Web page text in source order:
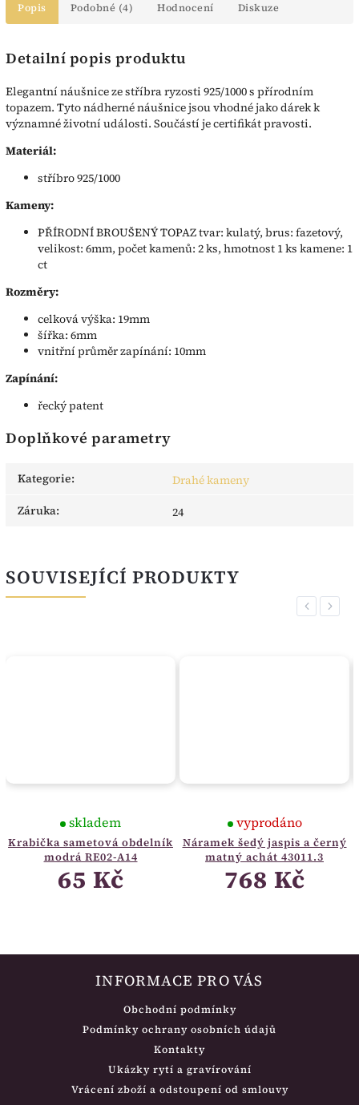
Popis Podobné (4) Hodnocení Diskuze
Detailní popis produktu
Elegantní náušnice ze stříbra ryzosti 925/1000 s přírodním
topazem. Tyto nádherné náušnice jsou vhodné jako dárek k
významné životní události. Součástí je certifikát pravosti.
Materiál:
stříbro 925/1000
Kameny:
PŘÍRODNÍ BROUŠENÝ TOPAZ tvar: kulatý, brus: fazetový,
velikost: 6mm, počet kamenů: 2 ks, hmotnost 1 ks kamene: 1
ct
Rozměry:
celková výška: 19mm
šířka: 6mm
vnitřní průměr zapínání: 10mm
Zapínání:
řecký patent
Doplňkové parametry
Kategorie:
Drahé kameny
Záruka: 24
SOUVISEJÍCÍ PRODUKTY
Previous
Krabička sametová obdelník
modrá RE02-A14
skladem
65 Kč
Náramek šedý jaspis a černý
matný achát 43011.3
vyprodáno
768 Kč
Next
INFORMACE PRO VÁS
Obchodní podmínky
Podmínky ochrany osobních údajů
Kontakty
Ukázky rytí a gravírování
Vrácení zboží a odstoupení od smlouvy